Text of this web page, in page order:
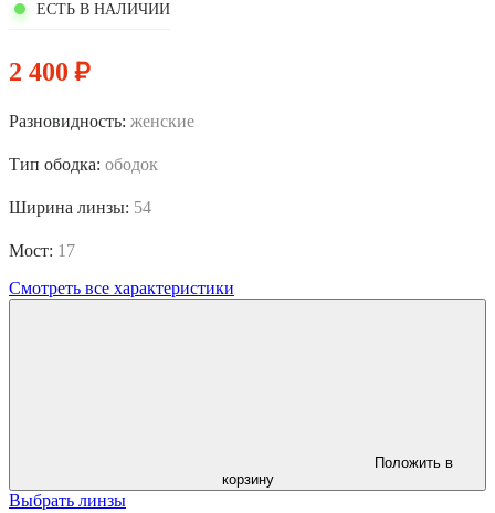
ЕСТЬ В НАЛИЧИИ
2 400 ₽
Разновидность: женские
Тип ободка: ободок
Ширина линзы: 54
Мост: 17
Смотреть все характеристики
Положить в
корзину
Выбрать линзы